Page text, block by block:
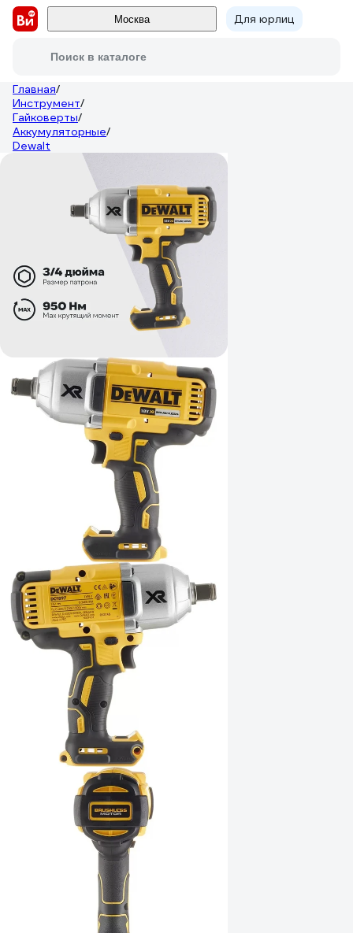
Москва Для юрлиц
Поиск в каталоге
Главная/
Инструмент/
Гайковерты/
Аккумуляторные/
Dewalt